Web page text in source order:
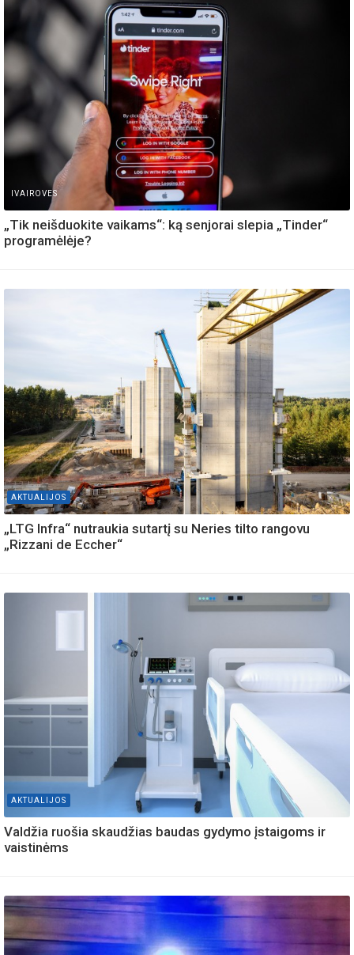
IVAIROVES
„Tik neišduokite vaikams“: ką senjorai slepia „Tinder“
programėlėje?
AKTUALIJOS
„LTG Infra“ nutraukia sutartį su Neries tilto rangovu
„Rizzani de Eccher“
AKTUALIJOS
Valdžia ruošia skaudžias baudas gydymo įstaigoms ir
vaistinėms